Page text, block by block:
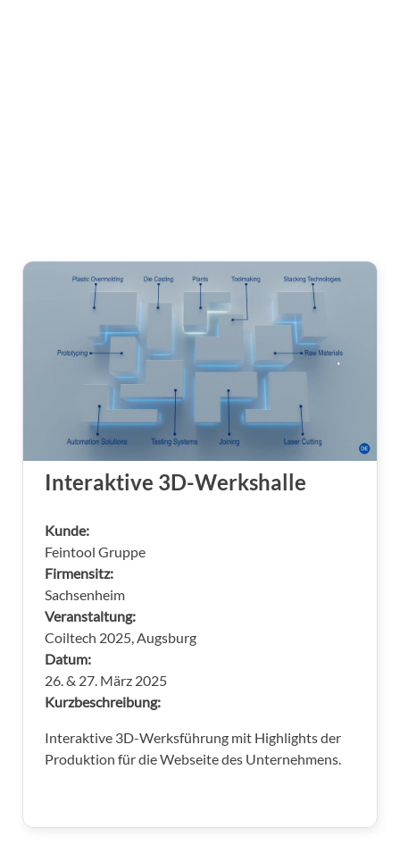
Interaktive 3D-Werkshalle
Kunde:
Feintool Gruppe
Firmensitz:
Sachsenheim
Veranstaltung:
Coiltech 2025, Augsburg
Datum:
26. & 27. März 2025
Kurzbeschreibung:
Interaktive 3D-Werksführung mit Highlights der
Produktion für die Webseite des Unternehmens.